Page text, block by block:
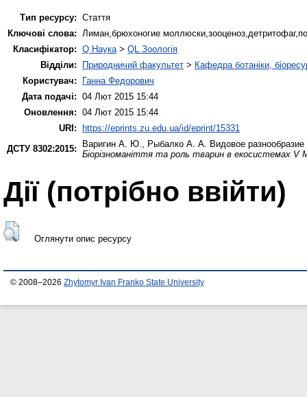
Тип ресурсу: Стаття
Ключові слова:
Лиман,брюхоногие
Класифікатор: Q Наука > QL Зоологія
Відділи:
Природничий факультет > Кафедра ботаніки,
Користувач:
Ганна Федорович
Дата подачі: 04 Лют 2015 15:44
Оновлення: 04 Лют 2015 15:44
URI: https://eprints.zu.edu.ua/id/eprint/15331
ДСТУ 8302:2015:
Варигин А. Ю. Рыбалко А. А. Видовое
Біорізноманіття та роль тварин в екосистемах V
Дії ​​(потрібно ввійти)
Оглянути опис ресурсу
© 2008–2026 Zhytomyr Ivan Franko State University